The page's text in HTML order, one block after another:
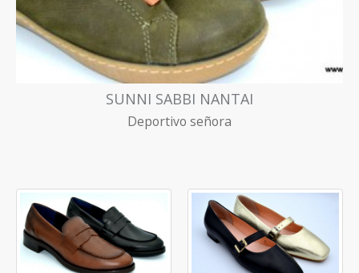
SUNNI SABBI NANTAI
Deportivo señora